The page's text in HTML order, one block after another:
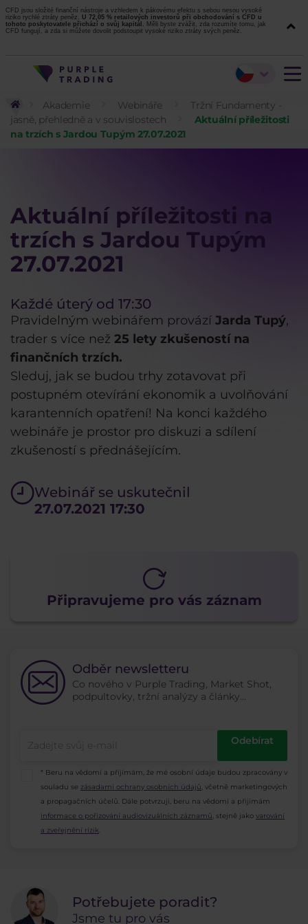
CFD jsou složité finanční nástroje a vzhledem k pákovému efektu s sebou nesou vysoké
riziko rychlé ztráty peněz. U 72,05 % retailových investorů při obchodování s CFD u
tohoto poskytovatele přichází o svůj kapitál. Měli byste zvážit, zda rozumíte tomu, jak
CFD fungují, a zda si můžete dovolit podstoupit vysoké riziko ztráty svých peněz.
Akademie Webináře
Tržní Fundamenty -
jasně, přehledně a v souvislostech
Aktuální příležitosti
na trzích s Jardou Tupým 27.07.2021
Aktuální příležitosti na
trzích s Jardou Tupým
27.07.2021
Každé úterý od 17:30
Pravidelným webinářem provází Jarda Tupý,
trader s více než 25 lety zkušeností na
finančních trzích.
Sleduj, jak se budou trhy zotavovat při
postupném otevírání ekonomik a uvolňování
karantenních opatření! Na konci každého
webináře je prostor pro diskuzi a sdílení
zkušeností s přednášejícím.
Webinář se uskutečnil
27.07.2021 17:30
Připravujeme pro vás záznam
Odběr newsletteru
Co nového v Purple Trading, Market Shot,
podpultovky, tržní analýzy a články...
Odebírat
* Beru na vědomí a přijímám, že mé osobní údaje budou zpracovány v
souladu se zásadami ochrany osobních údajů , včetně marketingových
a propagačních účelů. Dále potvrzuji, beru na vědomí a přijímám
informace o pořizování audiovizuálních záznamů , stejně jako varování
a zveřejnění rizik
Potřebujete poradit?
Jsme tu pro vás